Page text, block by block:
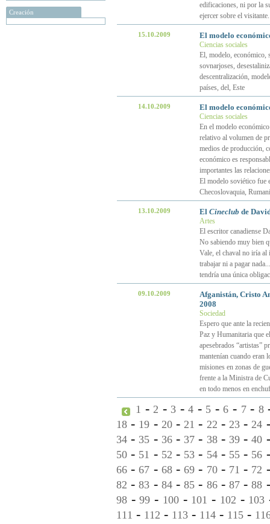
Creación
edificaciones, ni por la
ejercer sobre el
15.10.2009 El modelo
Ciencias sociales
El, modelo, económico,
sovnarjoses,
descentralización,
países, del, Este
14.10.2009 El modelo
Ciencias sociales
En el modelo
relativo al volumen de
medios de producción,
económico es
importantes las
El modelo soviético fue
Checoslovaquia,
13.10.2009 El Cineclub de
Artes
El escritor canadiense
No sabiendo muy bien
Vale, el chaval no iría al
trabajar ni a pagar
tendría una única
09.10.2009
Afganistán, Cristo
2008
Sociedad
Espero que ante la
Paz y Humanitaria que
apesebrados “artistas”
mantenían cuando eran
misiones en zonas de
frente a la Ministra de
en todo menos en
1 -2 - 3 -4 - 5 -6 - 7- 8
18 - 19 - 20-21 - 22 - 23-24
34 - 35 - 36- 37 - 38- 39-40
50 - 51 - 52 - 53 - 54- 55- 56
66 -67 - 68-69 - 70- 71 - 72
82 -83 - 84-85 - 86- 87-88
98 -99 - 100- 101 - 102 - 103
111 - 112 - 113 - 114 - 115 -